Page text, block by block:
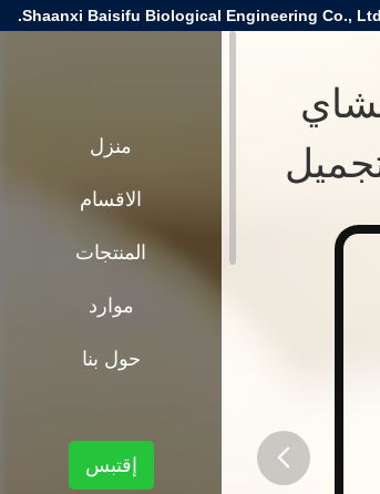
Shaanxi Baisifu Biological Engineering Co., Ltd.
منزل
الاقسام
المنتجات
موارد
حول بنا
إقتبس